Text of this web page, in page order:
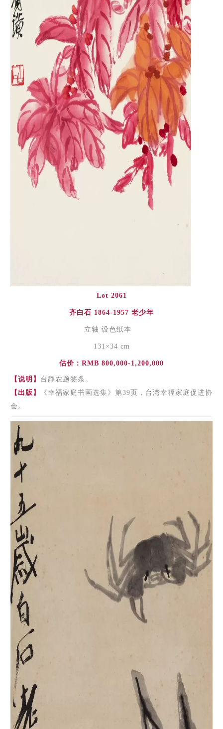
Lot 2061
齐白石 1864-1957 老少年
立轴 设色纸本
131×34 cm
估价：RMB 800,000-1,200,000
【说明】 台静农题签条。
【出版】
《幸福家庭书画选集》第39页，台湾幸福家庭促进协
会。